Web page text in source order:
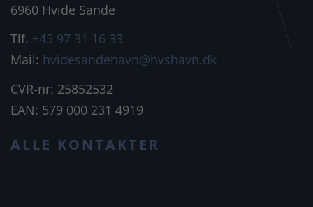
6960 Hvide Sande
Tlf. +45 97 31 16 33
Mail: hvidesandehavn@hvshavn.dk
CVR-nr: 25852532
EAN: 579 000 231 4919
ALLE KONTAKTER